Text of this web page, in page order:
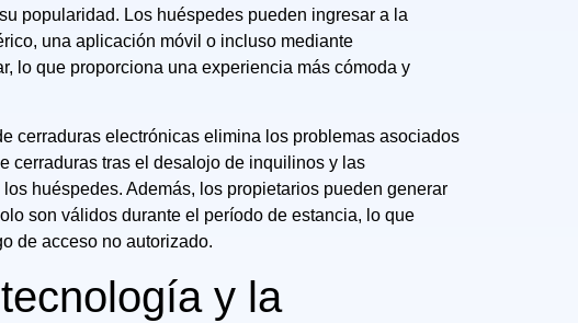
popularidad. Los huéspedes pueden ingresar a la
una aplicación móvil o incluso mediante
lo que proporciona una experiencia más cómoda y
cerraduras electrónicas elimina los problemas asociados
cerraduras tras el desalojo de inquilinos y las
huéspedes. Además, los propietarios pueden generar
son válidos durante el período de estancia, lo que
de acceso no autorizado.
y la